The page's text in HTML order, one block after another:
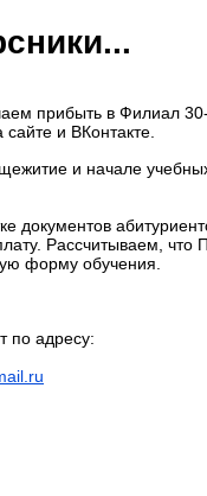
прибыть в Филиал
и ВКонтакте.
и начале
документов
Рассчитываем,
форму обучения.
по адресу: